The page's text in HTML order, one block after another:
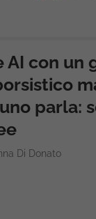
AI con un
parla:
Di Donato